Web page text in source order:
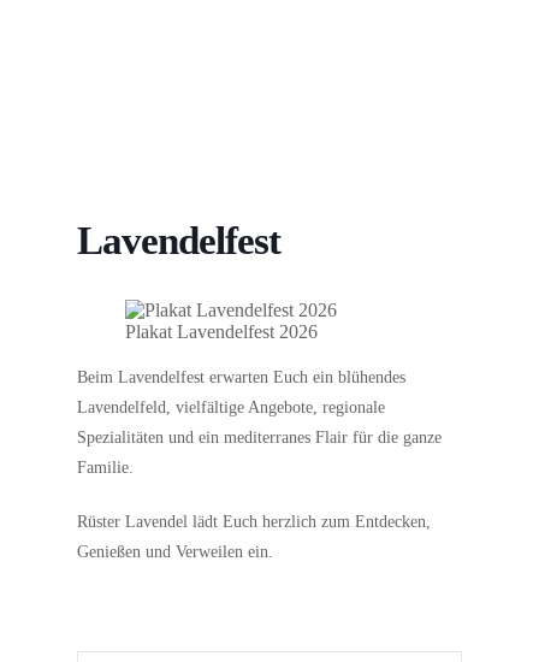
Lavendelfest
Plakat Lavendelfest 2026
Beim Lavendelfest erwarten Euch ein blühendes
Lavendelfeld, vielfältige Angebote, regionale
Spezialitäten und ein mediterranes Flair für die ganze
Familie.
Rüster Lavendel lädt Euch herzlich zum Entdecken,
Genießen und Verweilen ein.